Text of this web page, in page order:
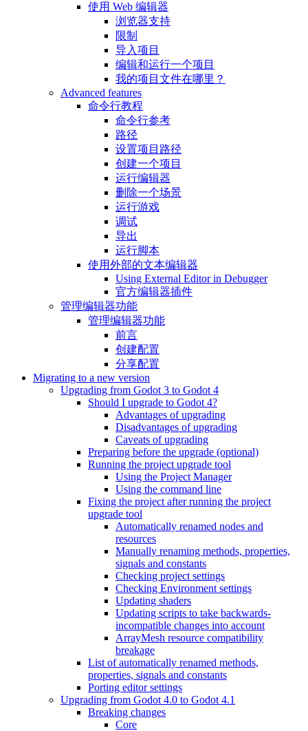
使用 Web 编辑器
浏览器支持
限制
导入项目
编辑和运行一个项目
我的项目文件在哪里？
Advanced features
命令行教程
命令行参考
路径
设置项目路径
创建一个项目
运行编辑器
删除一个场景
运行游戏
调试
导出
运行脚本
使用外部的文本编辑器
Using External Editor in Debugger
官方编辑器插件
管理编辑器功能
管理编辑器功能
前言
创建配置
分享配置
Migrating to a new version
Upgrading from Godot 3 to Godot 4
Should I upgrade to Godot 4?
Advantages of upgrading
Disadvantages of upgrading
Caveats of upgrading
Preparing before the upgrade (optional)
Running the project upgrade tool
Using the Project Manager
Using the command line
Fixing the project after running the project
upgrade tool
Automatically renamed nodes and
resources
Manually renaming methods, properties,
signals and constants
Checking project settings
Checking Environment settings
Updating shaders
Updating scripts to take backwards-
incompatible changes into account
ArrayMesh resource compatibility
breakage
List of automatically renamed methods,
properties, signals and constants
Porting editor settings
Upgrading from Godot 4.0 to Godot 4.1
Breaking changes
Core